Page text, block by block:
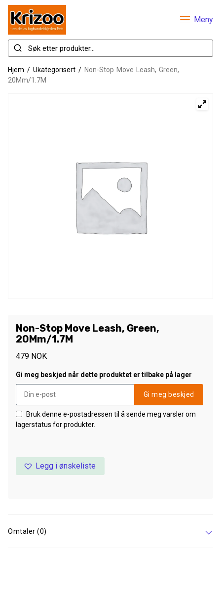
Meny
Hjem / Ukategorisert / Non-Stop Move Leash, Green,
20Mm/1.7M
Non-Stop Move Leash, Green,
20Mm/1.7M
479 NOK
Gi meg beskjed når dette produktet er tilbake på lager
Gi meg beskjed
Bruk denne e-postadressen til å sende meg varsler om
lagerstatus for produkter.
Legg i ønskeliste
Omtaler (0)